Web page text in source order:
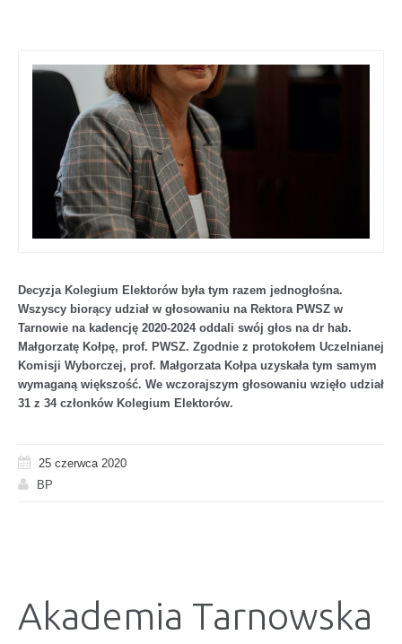
Decyzja Kolegium Elektorów była tym razem jednogłośna.
Wszyscy biorący udział w głosowaniu na Rektora PWSZ w
Tarnowie na kadencję 2020-2024 oddali swój głos na dr hab.
Małgorzatę Kołpę, prof. PWSZ. Zgodnie z protokołem Uczelnianej
Komisji Wyborczej, prof. Małgorzata Kołpa uzyskała tym samym
wymaganą większość. We wczorajszym głosowaniu wzięło udział
31 z 34 członków Kolegium Elektorów.
25 czerwca 2020
BP
Akademia Tarnowska